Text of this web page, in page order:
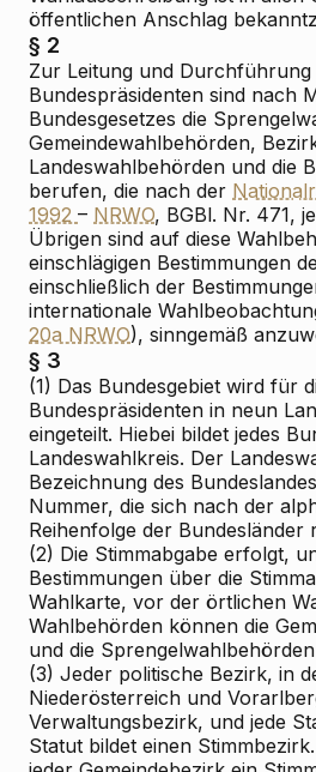
öffentlichen Anschlag
§ 2
Zur Leitung und Durchführung
Bundespräsidenten sind nach
Bundesgesetzes die
Gemeindewahlbehörden,
Landeswahlbehörden und die
berufen, die nach der
1992 – NRWO, BGBl. Nr. 471,
Übrigen sind auf diese
einschlägigen Bestimmungen
einschließlich der
internationale
20a NRWO), sinngemäß
§ 3
(1) Das Bundesgebiet wird für
Bundespräsidenten in neun
eingeteilt. Hiebei bildet jedes
Landeswahlkreis. Der
Bezeichnung des
Nummer, die sich nach der
Reihenfolge der Bundesländer
(2) Die Stimmabgabe erfolgt,
Bestimmungen über die
Wahlkarte, vor der örtlichen
Wahlbehörden können die
und die
(3) Jeder politische Bezirk, in
Niederösterreich und
Verwaltungsbezirk, und jede
Statut bildet einen